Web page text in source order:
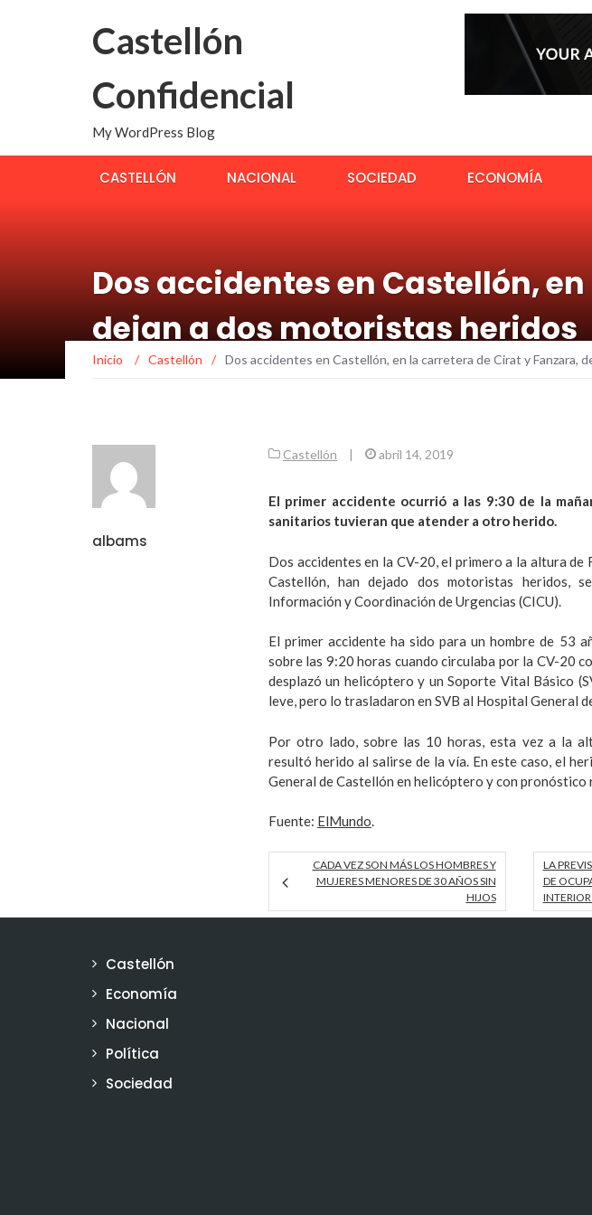
Castellón
Confidencial
My WordPress Blog
CASTELLÓN NACIONAL SOCIEDAD ECONOMÍA
Dos accidentes en Castellón,
dejan a dos motoristas heridos
Inicio / Castellón / Dos accidentes en Castellón, en la carretera de Cirat y Fanzara,
albams
Castellón | abril 14, 2019
El primer accidente ocurrió a las 9:30 de la
sanitarios tuvieran que atender a otro herido.
Dos accidentes en la CV-20, el primero a la altura de
Castellón, han dejado dos motoristas heridos,
Información y Coordinación de Urgencias (CICU).
El primer accidente ha sido para un hombre de 53
sobre las 9:20 horas cuando circulaba por la CV-20
desplazó un helicóptero y un Soporte Vital Básico
leve, pero lo trasladaron en SVB al Hospital General
Por otro lado, sobre las 10 horas, esta vez a la
resultó herido al salirse de la vía. En este caso, el
General de Castellón en helicóptero y con pronóstico
Fuente: ElMundo.
CADA VEZ SON MÁS LOS HOMBRES Y
MUJERES MENORES DE 30 AÑOS SIN
HIJOS
LA
DE
Castellón
Economía
Nacional
Política
Sociedad